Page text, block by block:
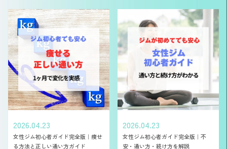
2026.04.23
女性ジム初心者ガイド完全版｜痩せ
る方法と正しい通い方ガイド
2026.04.23
女性ジム初心者ガイド完全版｜不
安・通い方・続け方を解説